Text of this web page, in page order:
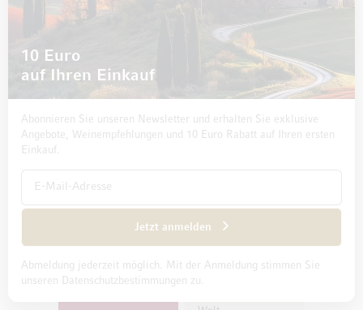
E-Mail Adresse
Jetzt abonnieren
Genuss
beginnt
beim
Einkauf
Entdecken Sie
mehr als 3.000
10 Euro
auf Ihren Einkauf
Abonnieren Sie unseren Newsletter und erhalten Sie exklusive
Angebote, Weinempfehlungen und 10 Euro Rabatt auf Ihren ersten
Einkauf.
Jetzt anmelden
Abmeldung jederzeit möglich. Mit der Anmeldung stimmen Sie
unseren Datenschutzbestimmungen zu.